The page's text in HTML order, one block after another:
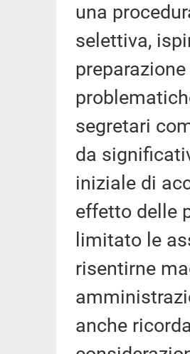
una
selettiva,
segretari
da
iniziale di
effetto delle
limitato le
risentirne
anche